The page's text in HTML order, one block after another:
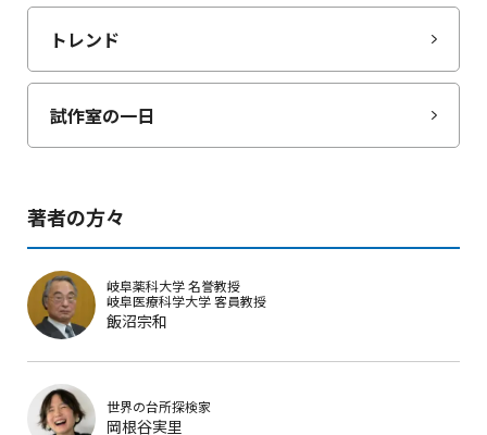
トレンド
試作室の一日
著者の方々
岐阜薬科大学 名誉教授
岐阜医療科学大学 客員教授
飯沼宗和
世界の台所探検家
岡根谷実里